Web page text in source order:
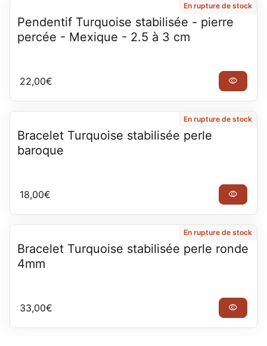
En rupture de stock
Pendentif Turquoise stabilisée - pierre
percée - Mexique - 2.5 à 3 cm
Prix normal
22,00€ visibility
En rupture de stock
Bracelet Turquoise stabilisée perle
baroque
Prix normal
18,00€ visibility
En rupture de stock
Bracelet Turquoise stabilisée perle ronde
4mm
Prix normal
33,00€ visibility